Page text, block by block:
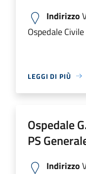
Indirizzo
Ospedale
LEGGI DI PIÙ
Ospedale
PS
Indirizzo